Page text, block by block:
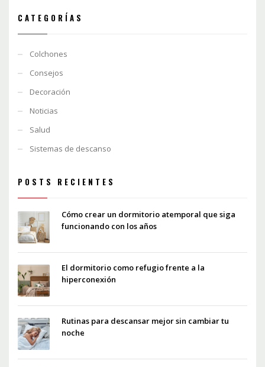
CATEGORÍAS
Colchones
Consejos
Decoración
Noticias
Salud
Sistemas de descanso
POSTS RECIENTES
Cómo crear un dormitorio atemporal que siga
funcionando con los años
El dormitorio como refugio frente a la
hiperconexión
Rutinas para descansar mejor sin cambiar tu
noche